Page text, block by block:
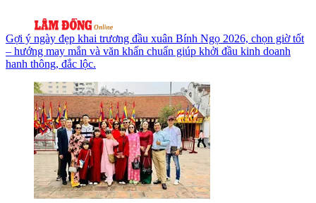
Gợi ý ngày đẹp khai trương đầu xuân Bính Ngọ 2026, chọn giờ tốt
– hướng may mắn và văn khấn chuẩn giúp khởi đầu kinh doanh
hanh thông, đắc lộc.